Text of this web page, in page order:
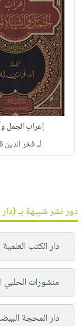
إعراب الجمل
لـفخر الدين
دور نشر شبيهة بـ (دار
دار الكتب العلمية
منشورات الحلبي
دار المحجة